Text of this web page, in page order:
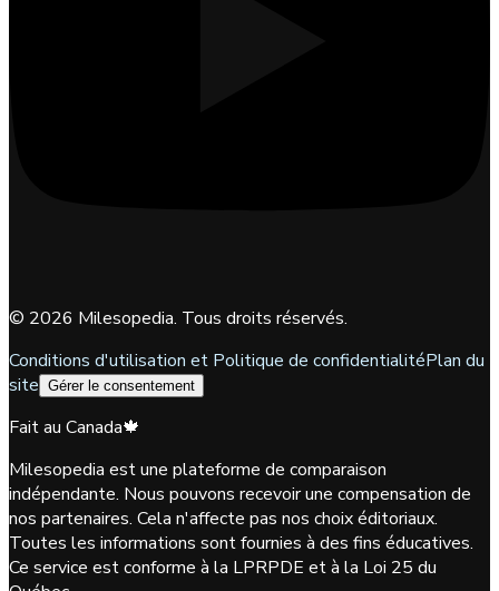
© 2026 Milesopedia. Tous droits réservés.
Conditions d'utilisation et Politique de confidentialitéPlan du
site Gérer le consentement
Fait au Canada🍁
Milesopedia est une plateforme de comparaison
indépendante. Nous pouvons recevoir une compensation de
nos partenaires. Cela n'affecte pas nos choix éditoriaux.
Toutes les informations sont fournies à des fins éducatives.
Ce service est conforme à la LPRPDE et à la Loi 25 du